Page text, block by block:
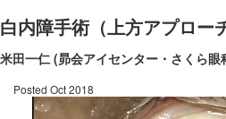
白内障手術（上方アプロー
米田一仁 (昴会アイセンター・さくら眼
Posted Oct 2018